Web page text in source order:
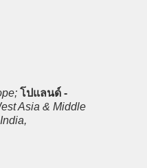
โปแลนด์ -
Asia & Middle